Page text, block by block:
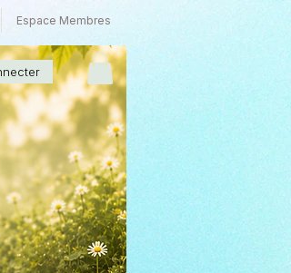
Espace Membres